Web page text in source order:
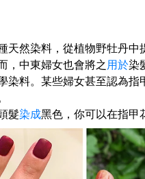
天然染料，從植物野牡丹中
，中東婦女也會將之 用於染
染料。某些婦女甚至認為指
髮染成黑色，你可以在指甲